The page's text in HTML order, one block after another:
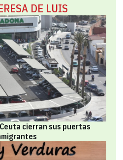
DE LUIS
cierran sus puertas